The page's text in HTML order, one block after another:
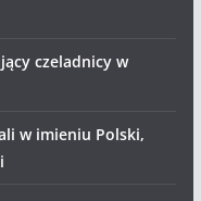
czeladnicy w
w imieniu Polski,